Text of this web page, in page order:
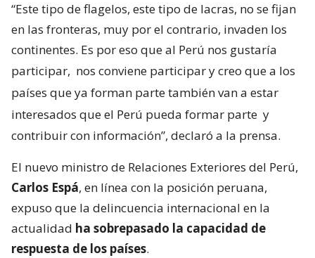
“Este tipo de flagelos, este tipo de lacras, no se fijan
en las fronteras, muy por el contrario, invaden los
continentes. Es por eso que al Perú nos gustaría
participar, nos conviene participar y creo que a los
países que ya forman parte también van a estar
interesados que el Perú pueda formar parte y
contribuir con información”, declaró a la prensa.
El nuevo ministro de Relaciones Exteriores del Perú,
Carlos Espá, en línea con la posición peruana,
expuso que la delincuencia internacional en la
actualidad ha sobrepasado la capacidad de
respuesta de los países.